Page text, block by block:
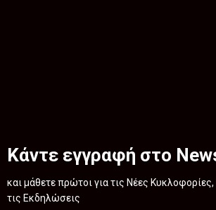
Κάντε εγγραφή στο
και μάθετε πρώτοι για τις Νέες
τις Εκδηλώσεις